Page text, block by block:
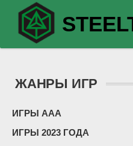
ЖАНРЫ ИГР
ИГРЫ ААА
ИГРЫ 2023 ГОДА